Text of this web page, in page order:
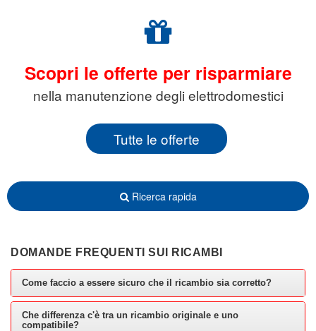
Scopri le offerte per risparmiare
nella manutenzione degli elettrodomestici
Tutte le offerte
Ricerca rapida
DOMANDE FREQUENTI SUI RICAMBI
Come faccio a essere sicuro che il ricambio sia corretto?
Che differenza c'è tra un ricambio originale e uno
compatibile?